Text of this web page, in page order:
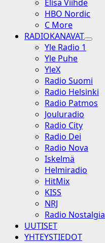
Elisa Viihde
HBO Nordic
C More
RADIOKANAVAT
Yle Radio 1
Yle Puhe
YleX
Radio Suomi
Radio Helsinki
Radio Patmos
Jouluradio
Radio City
Radio Dei
Radio Nova
Iskelmä
Helmiradio
HitMix
KISS
NRJ
Radio Nostalgia
UUTISET
YHTEYSTIEDOT